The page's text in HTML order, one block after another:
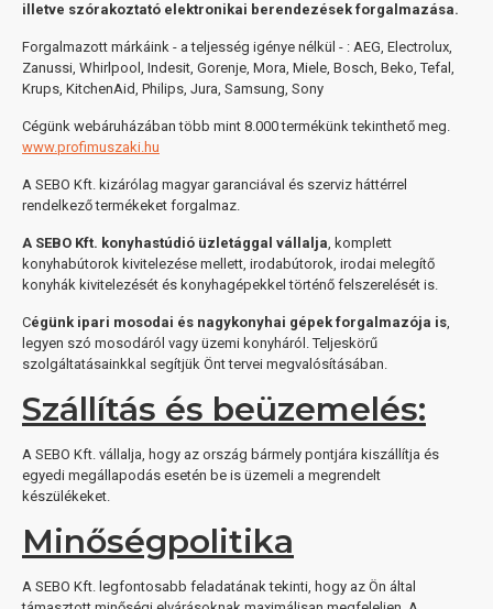
illetve szórakoztató elektronikai berendezések forgalmazása.
Forgalmazott márkáink - a teljesség igénye nélkül - : AEG, Electrolux,
Zanussi, Whirlpool, Indesit, Gorenje, Mora, Miele, Bosch, Beko, Tefal,
Krups, KitchenAid, Philips, Jura, Samsung, Sony
Cégünk webáruházában több mint 8.000 termékünk tekinthető meg.
www.profimuszaki.hu
A SEBO Kft. kizárólag magyar garanciával és szerviz háttérrel
rendelkező termékeket forgalmaz.
A SEBO Kft. konyhastúdió üzletággal vállalja, komplett
konyhabútorok kivitelezése mellett, irodabútorok, irodai melegítő
konyhák kivitelezését és konyhagépekkel történő felszerelését is.
Cégünk ipari mosodai és nagykonyhai gépek forgalmazója is,
legyen szó mosodáról vagy üzemi konyháról. Teljeskörű
szolgáltatásainkkal segítjük Önt tervei megvalósításában.
Szállítás és beüzemelés:
A SEBO Kft. vállalja, hogy az ország bármely pontjára kiszállítja és
egyedi megállapodás esetén be is üzemeli a megrendelt
készülékeket.
Minőségpolitika
A SEBO Kft. legfontosabb feladatának tekinti, hogy az Ön által